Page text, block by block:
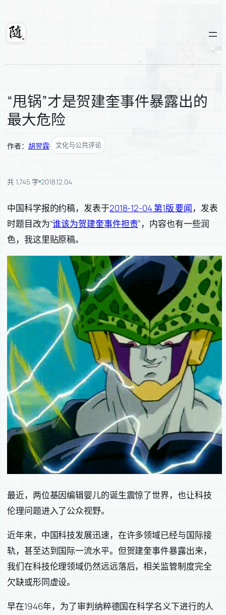
内
随轩
“甩锅”才是贺建奎事件暴露出的
最大危险
作者： 胡翌霖· 文化与公共评论
共 1,745 字 2018.12.04
中国科学报的约稿，发表于2018-12-04 第1版 要闻，发表
时题目改为“谁该为贺建奎事件担责”，内容也有一些润
色，我这里贴原稿。
最近，两位基因编辑婴儿的诞生震惊了世界，也让科技
伦理问题进入了公众视野。
近年来，中国科技发展迅速，在许多领域已经与国际接
轨，甚至达到国际一流水平。但贺建奎事件暴露出来，
我们在科技伦理领域仍然远远落后，相关监管制度完全
欠缺或形同虚设。
早在1946年，为了审判纳粹德国在科学名义下进行的人